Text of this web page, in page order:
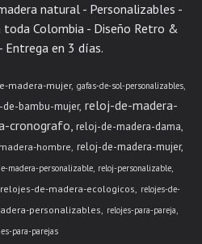
natural - Personalizables -
toda Colombia - Diseño Retro &
Entrega en 3 días.
madera-mujer gafas-de-sol-personalizables
bambu-mujer reloj-de-madera-
cronografo reloj-de-madera-dama
hombre reloj-de-madera-mujer
madera-personalizable reloj-personalizable
relojes-de-madera-ecologicos
relojes-de-
personalizables
relojes-para-pareja
para-parejas